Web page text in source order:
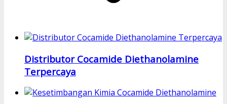
Distributor Cocamide Diethanolamine
Terpercaya